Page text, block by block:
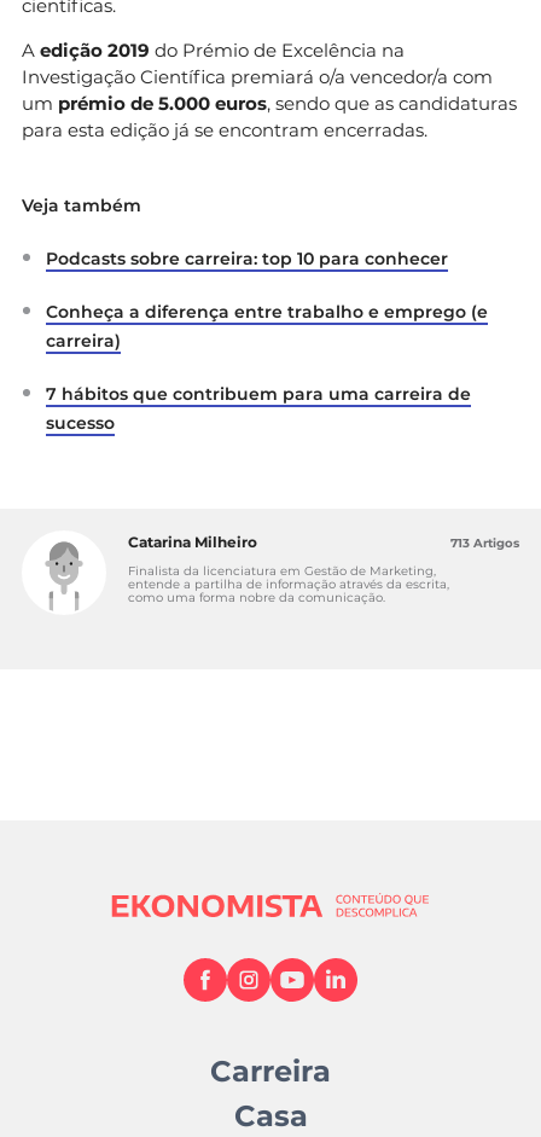
científicas.
A edição 2019 do Prémio de Excelência na
Investigação Científica premiará o/a vencedor/a com
um prémio de 5.000 euros, sendo que as candidaturas
para esta edição já se encontram encerradas.
Veja também
Podcasts sobre carreira: top 10 para conhecer
Conheça a diferença entre trabalho e emprego (e
carreira)
7 hábitos que contribuem para uma carreira de
sucesso
Catarina Milheiro
Finalista da licenciatura em Gestão de Marketing,
entende a partilha de informação através da escrita,
como uma forma nobre da comunicação.
713 Artigos
Carreira
Casa